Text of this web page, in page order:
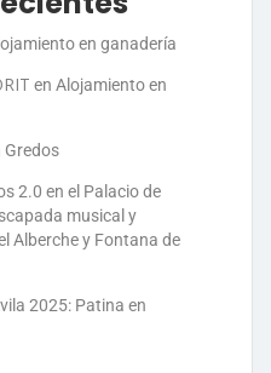
en ganadería
en Alojamiento en
Gredos
2.0 en el Palacio de
musical y
Alberche y Fontana de
2025: Patina en